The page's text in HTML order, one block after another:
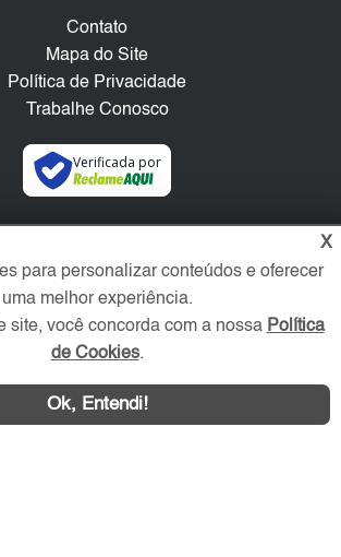
Contato
Mapa do Site
Política de Privacidade
Trabalhe Conosco
Verificada por
X
para personalizar conteúdos e oferecer
uma melhor experiência.
site, você concorda com a nossa Política
de Cookies.
Ok, Entendi!